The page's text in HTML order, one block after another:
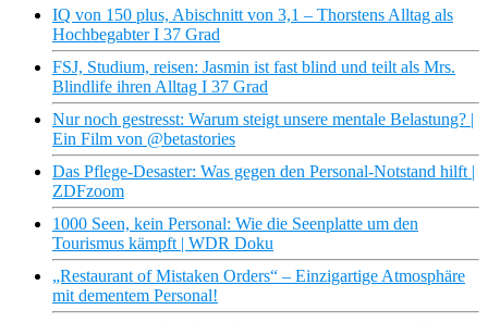
IQ von 150 plus, Abischnitt von 3,1 – Thorstens Alltag als
Hochbegabter I 37 Grad
FSJ, Studium, reisen: Jasmin ist fast blind und teilt als Mrs.
Blindlife ihren Alltag I 37 Grad
Nur noch gestresst: Warum steigt unsere mentale Belastung? |
Ein Film von @betastories
Das Pflege-Desaster: Was gegen den Personal-Notstand hilft |
ZDFzoom
1000 Seen, kein Personal: Wie die Seenplatte um den
Tourismus kämpft | WDR Doku
„Restaurant of Mistaken Orders“ – Einzigartige Atmosphäre
mit dementem Personal!